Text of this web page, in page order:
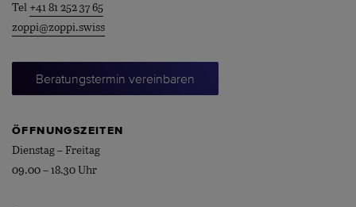
Tel +41 81 252 37 65
zoppi@zoppi.swiss
Beratungstermin vereinbaren
ÖFFNUNGSZEITEN
Dienstag – Freitag
09.00 – 18.30 Uhr